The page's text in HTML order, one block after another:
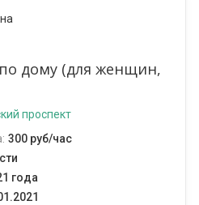
дому (для женщин,
проспект
300 руб/час
года